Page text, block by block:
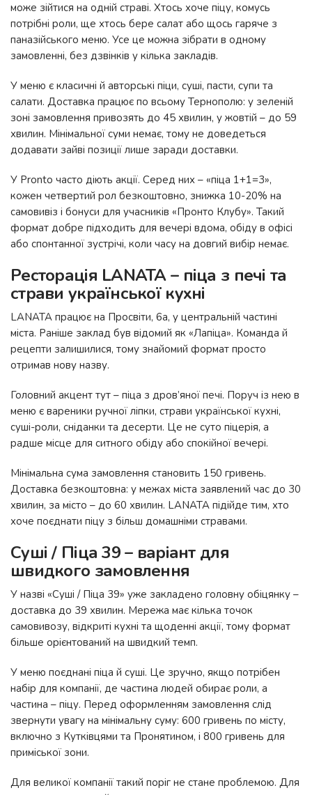
може зійтися на одній страві. Хтось хоче піцу, комусь
потрібні роли, ще хтось бере салат або щось гаряче з
паназійського меню. Усе це можна зібрати в одному
замовленні, без дзвінків у кілька закладів.
У меню є класичні й авторські піци, суші, пасти, супи та
салати. Доставка працює по всьому Тернополю: у зеленій
зоні замовлення привозять до 45 хвилин, у жовтій – до 59
хвилин. Мінімальної суми немає, тому не доведеться
додавати зайві позиції лише заради доставки.
У Pronto часто діють акції. Серед них – «піца 1+1=3»,
кожен четвертий рол безкоштовно, знижка 10-20% на
самовивіз і бонуси для учасників «Пронто Клубу». Такий
формат добре підходить для вечері вдома, обіду в офісі
або спонтанної зустрічі, коли часу на довгий вибір немає.
Ресторація LANATA – піца з печі та
страви української кухні
LANATA працює на Просвіти, 6а, у центральній частині
міста. Раніше заклад був відомий як «Лапіца». Команда й
рецепти залишилися, тому знайомий формат просто
отримав нову назву.
Головний акцент тут – піца з дров’яної печі. Поруч із нею в
меню є вареники ручної ліпки, страви української кухні,
суші-роли, сніданки та десерти. Це не суто піцерія, а
радше місце для ситного обіду або спокійної вечері.
Мінімальна сума замовлення становить 150 гривень.
Доставка безкоштовна: у межах міста заявлений час до 30
хвилин, за місто – до 60 хвилин. LANATA підійде тим, хто
хоче поєднати піцу з більш домашніми стравами.
Суші / Піца 39 – варіант для
швидкого замовлення
У назві «Суші / Піца 39» уже закладено головну обіцянку –
доставка до 39 хвилин. Мережа має кілька точок
самовивозу, відкриті кухні та щоденні акції, тому формат
більше орієнтований на швидкий темп.
У меню поєднані піца й суші. Це зручно, якщо потрібен
набір для компанії, де частина людей обирає роли, а
частина – піцу. Перед оформленням замовлення слід
звернути увагу на мінімальну суму: 600 гривень по місту,
включно з Кутківцями та Пронятином, і 800 гривень для
приміської зони.
Для великої компанії такий поріг не стане проблемою. Для